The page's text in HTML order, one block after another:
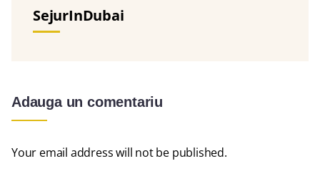
SejurInDubai
Adauga un comentariu
Your email address will not be published.